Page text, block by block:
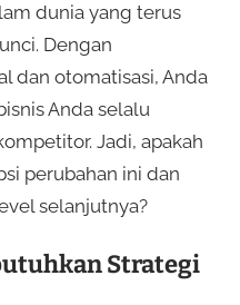
dunia yang terus
Dengan
dan otomatisasi, Anda
Anda selalu
Jadi, apakah
perubahan ini dan
selanjutnya?
Strategi